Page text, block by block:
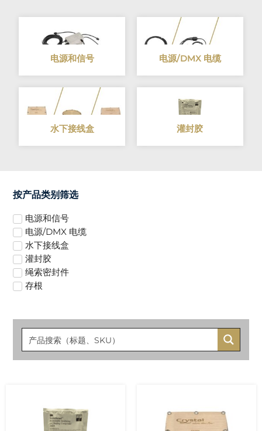
电源和信号 电源/DMX 电缆
水下接线盒 灌封胶
按产品类别筛选
电源和信号
电源/DMX 电缆
水下接线盒
灌封胶
绳索密封件
存根